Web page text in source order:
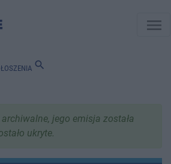
menu
search
jego emisja została
ukryte.